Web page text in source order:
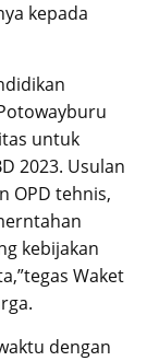
kepada
untuk
2023. Usulan
OPD tehnis,
kebijakan
Waket
dengan